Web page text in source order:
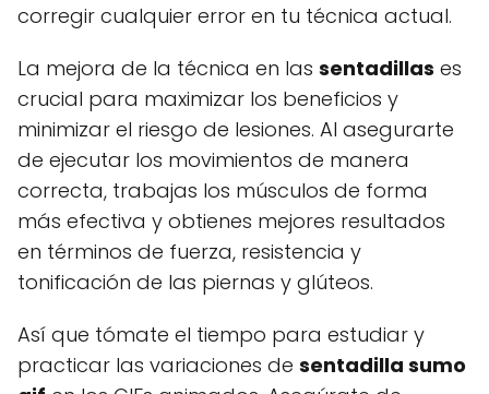
corregir cualquier error en tu técnica actual.
La mejora de la técnica en las sentadillas es
crucial para maximizar los beneficios y
minimizar el riesgo de lesiones. Al asegurarte
de ejecutar los movimientos de manera
correcta, trabajas los músculos de forma
más efectiva y obtienes mejores resultados
en términos de fuerza, resistencia y
tonificación de las piernas y glúteos.
Así que tómate el tiempo para estudiar y
practicar las variaciones de sentadilla sumo